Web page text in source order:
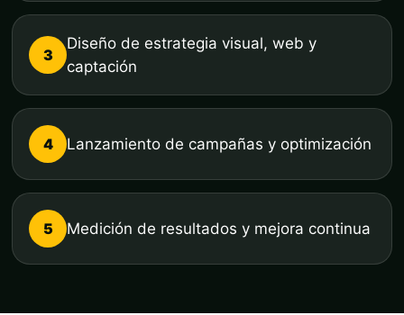
3
Diseño de estrategia visual, web y
captación
4 Lanzamiento de campañas y optimización
5 Medición de resultados y mejora continua